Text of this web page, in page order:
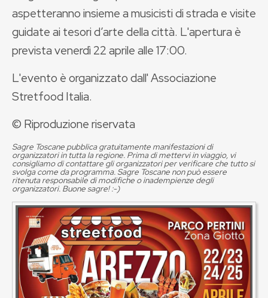
aspetterannoinsieme a musicisti di strada e visite
guidate ai tesori d’arte della città. L'apertura è
prevista venerdì 22 aprile alle 17:00.
L'evento è organizzato dall' Associazione
Stretfood Italia.
© Riproduzione riservata
Sagre Toscane pubblica gratuitamente manifestazioni di
organizzatori in tutta la regione. Prima di mettervi in viaggio, vi
consigliamo di contattare gli organizzatori per verificare che tutto si
svolga come da programma. Sagre Toscane non può essere
ritenuta responsabile di modifiche o inadempienze degli
organizzatori. Buone sagre! :-)